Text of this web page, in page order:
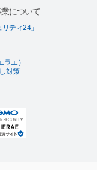
について
ティ24」
エ）
対策